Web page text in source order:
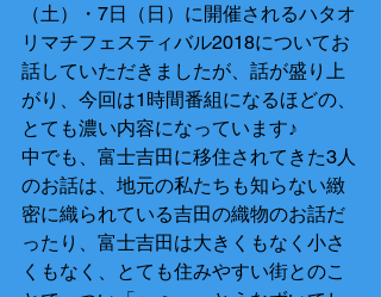
（土）・7日（日）に開催されるハタオ
リマチフェスティバル2018についてお
話していただきましたが、話が盛り上
がり、今回は1時間番組になるほどの、
とても濃い内容になっています♪
中でも、富士吉田に移住されてきた3人
のお話は、地元の私たちも知らない緻
密に織られている吉田の織物のお話だ
ったり、富士吉田は大きくもなく小さ
くもなく、とても住みやすい街とのこ